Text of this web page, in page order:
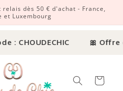
dès 50 € d'achat - France,
et Luxembourg
: CHOUDECHIC 🎀 Offre
Panier